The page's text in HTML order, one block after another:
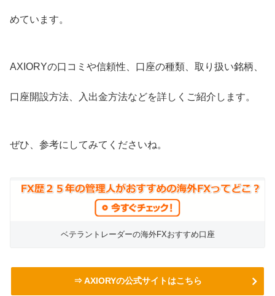
めています。
AXIORYの口コミや信頼性、口座の種類、取り扱い銘柄、
口座開設方法、入出金方法などを詳しくご紹介します。
ぜひ、参考にしてみてくださいね。
ベテラントレーダーの海外FXおすすめ口座
⇒ AXIORYの公式サイトはこちら